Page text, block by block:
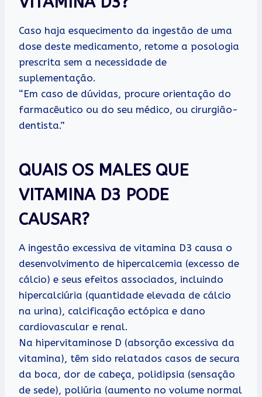
Caso haja esquecimento da ingestão de uma
dose deste medicamento, retome a posologia
prescrita sem a necessidade de
suplementação.
“Em caso de dúvidas, procure orientação do
farmacêutico ou do seu médico, ou cirurgião-
dentista.”
QUAIS OS MALES QUE
VITAMINA D3 PODE
CAUSAR?
A ingestão excessiva de vitamina D3 causa o
desenvolvimento de hipercalcemia (excesso de
cálcio) e seus efeitos associados, incluindo
hipercalciúria (quantidade elevada de cálcio
na urina), calcificação ectópica e dano
cardiovascular e renal.
Na hipervitaminose D (absorção excessiva da
vitamina), têm sido relatados casos de secura
da boca, dor de cabeça, polidipsia (sensação
de sede), poliúria (aumento no volume normal